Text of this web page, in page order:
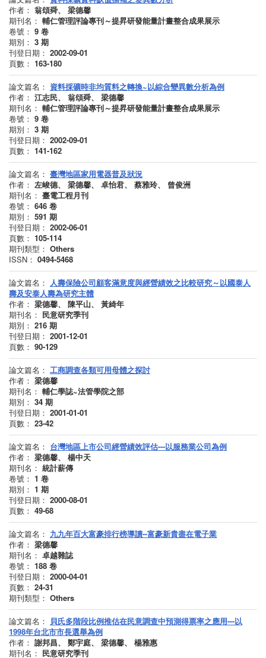
作者： 翁頌舜、 梁德馨
期刊名： 輔仁管理評論專刊～提昇研發能量計畫整合成果展示
卷號： 9 卷
期別： 3 期
刊登日期： 2002-09-01
頁數： 163-180
論文篇名： 資料採礦時非均質料之轉換~以綜合變異數分析為例
作者： 江志民、 翁頌舜、 梁德馨
期刊名： 輔仁管理評論專刊～提昇研發能量計畫整合成果展示
卷號： 9 卷
期別： 3 期
刊登日期： 2002-09-01
頁數： 141-162
論文篇名： 臺灣地區家用電器普及狀況
作者： 左峻德、 梁德馨、 卓怡君、 蔡雅玲、 曾俊洲
期刊名： 臺電工程月刊
卷號： 646 卷
期別： 591 期
刊登日期： 2002-06-01
頁數： 105-114
期刊類型： Others
ISSN： 0494-5468
論文篇名： 人壽保險公司顧客滿意度與經營績效之比較研究～以國泰人
壽及安泰人壽為研究主體
作者： 梁德馨、 陳平山、 黃綺年
期刊名： 民意研究季刊
期別： 216 期
刊登日期： 2001-12-01
頁數： 90-129
論文篇名： 工商調查各類可用母體之探討
作者： 梁德馨
期刊名： 輔仁學誌~法管學院之部
期別： 34 期
刊登日期： 2001-01-01
頁數： 23-42
論文篇名： 台灣地區上市公司經營績效評估---以服務業公司為例
作者： 梁德馨、 楊中天
期刊名： 統計薪傳
卷號： 1 卷
期別： 1 期
刊登日期： 2000-08-01
頁數： 49-68
論文篇名： 九九年百大富豪排行榜導讀--富豪新貴盡在電子業
作者： 梁德馨
期刊名： 卓越雜誌
卷號： 188 卷
刊登日期： 2000-04-01
頁數： 24-31
期刊類型： Others
論文篇名： 貝氏多階段比例推估在民意調查中預測得票率之應用---以
1998年台北市市長選舉為例
作者： 謝邦昌、 鄭宇庭、 梁德馨、 楊雅惠
期刊名： 民意研究季刊